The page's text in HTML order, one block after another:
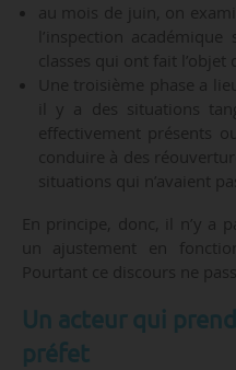
au mois de juin, on
l’inspection
classes qui ont fait l’objet
Une troisième phase a
il y a des situations
effectivement présents
conduire à des
situations qui n’avaient
En principe, donc, il n’y a
un ajustement en
Pourtant ce discours ne
Un acteur qui
préfet